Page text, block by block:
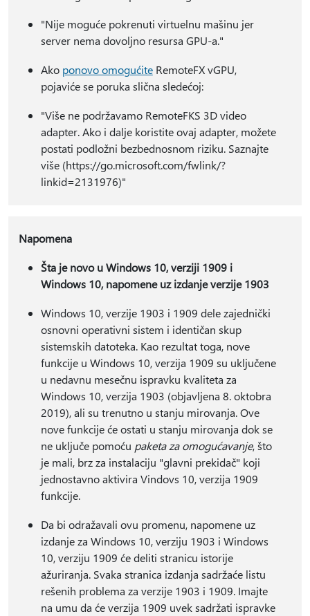
"Nije moguće pokrenuti virtuelnu mašinu jer
server nema dovoljno resursa GPU-a."
Ako ponovo omogućiteRemoteFX vGPU,
pojaviće se poruka slična sledećoj:
"Više ne podržavamo RemoteFKS 3D video
adapter. Ako i dalje koristite ovaj adapter, možete
postati podložni bezbednosnom riziku. Saznajte
više (https://go.microsoft.com/fwlink/?
linkid=2131976)"
Napomena
Šta je novo u Windows 10, verziji 1909 i
Windows 10, napomene uz izdanje verzije 1903
Windows 10, verzije 1903 i 1909 dele zajednički
osnovni operativni sistem i identičan skup
sistemskih datoteka. Kao rezultat toga, nove
funkcije u Windows 10, verzija 1909 su uključene
u nedavnu mesečnu ispravku kvaliteta za
Windows 10, verzija 1903 (objavljena 8. oktobra
2019), ali su trenutno u stanju mirovanja. Ove
nove funkcije će ostati u stanju mirovanja dok se
ne uključe pomoću paketa za omogućavanje, što
je mali, brz za instalaciju "glavni prekidač" koji
jednostavno aktivira Vindovs 10, verzija 1909
funkcije.
Da bi odražavali ovu promenu, napomene uz
izdanje za Windows 10, verziju 1903 i Windows
10, verziju 1909 će deliti stranicu istorije
ažuriranja. Svaka stranica izdanja sadržaće listu
rešenih problema za verzije 1903 i 1909. Imajte
na umu da će verzija 1909 uvek sadržati ispravke